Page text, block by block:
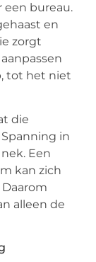
een bureau.
en
zorgt
tot het niet
die
in
Een
kan zich
alleen de